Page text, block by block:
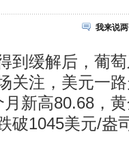
我来说
缓解后，葡萄
关注，美元一
新高80.68，
破1045美元/盎